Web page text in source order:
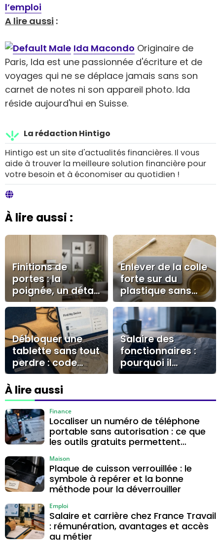
l’emploi
A lire aussi :
Ida Macondo Originaire de
Paris, Ida est une passionnée d'écriture et de
voyages qui ne se déplace jamais sans son
carnet de notes ni son appareil photo. Ida
réside aujourd'hui en Suisse.
La rédaction Hintigo
Hintigo est un site d'actualités financières. Il vous
aide à trouver la meilleure solution financière pour
votre besoin et à économiser au quotidien !
À lire aussi :
Finitions de
portes : la
poignée, un détail
qui valorise la
décoration
Enlever de la colle
forte sur du
plastique sans
voile blanc ni
rayures
Débloquer une
tablette sans tout
perdre : code
oublié, Samsung
et solutions
officielles
Salaire des
fonctionnaires :
pourquoi il
apparaît à 00h01,
lendemain selon
À lire aussi
Localiser un numéro de téléphone
portable sans autorisation : ce que
les outils gratuits permettent
Finance
Plaque de cuisson verrouillée : le
symbole à repérer et la bonne
méthode pour la déverrouiller
Maison
Salaire et carrière chez France Travail
: rémunération, avantages et accès
au métier
Emploi